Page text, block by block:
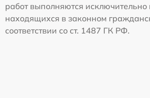
работ выполняются исключительно
находящихся в законном
соответствии со ст. 1487 ГК РФ.